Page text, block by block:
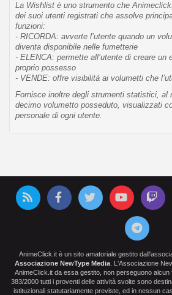
La Wishlist è uno strumento che
dei suoi utenti registrati che assolve
funzioni:
- RICORDA: avverte l’utente quando un
diventa disponibile nelle fumetterie
- ELENCA: permette all’utente di creare un
proprio possesso
- VENDE: offre visibilità ai volumetti che
Fornisce inoltre degli strumenti statistici, al
decimo volumetto posseduto, visualizzati
personale di ogni utente.
AnimeClick.it è un sito amatoriale gestito
Associazione NewType Media . L'Associazione
AnimeClick.it da essa gestito, non perseguono alcun
383/2000 tutti i proventi delle attività svolte sono
istituzionali statutariamente previste, ed in nessun